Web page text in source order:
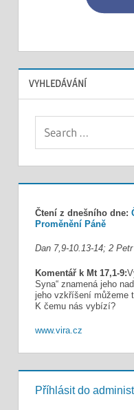
VYHLEDÁVÁNÍ
Čtení z dnešního dne:
Proměnění Páně
Dan 7,9-10.13-14; 2
Komentář k Mt 17,1-9:
Syna“ znamená jeho
jeho vzkříšení můžeme
K čemu nás vybízí?
www.vira.cz
Příhlásit do